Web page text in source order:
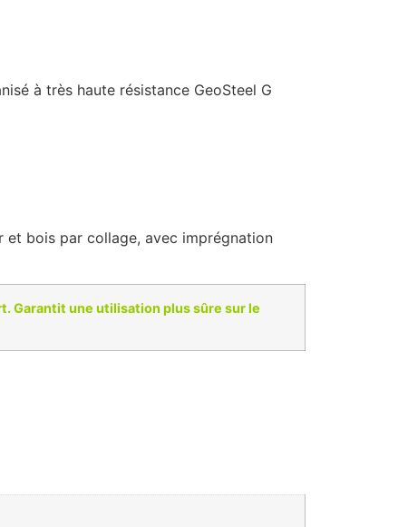
à très haute résistance GeoSteel G
et bois par collage, avec imprégnation
Garantit une utilisation plus sûre sur le